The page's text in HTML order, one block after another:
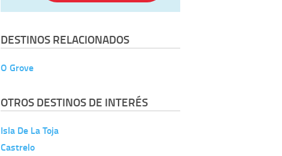
DESTINOS RELACIONADOS
O Grove
OTROS DESTINOS DE INTERÉS
Isla De La Toja
Castrelo